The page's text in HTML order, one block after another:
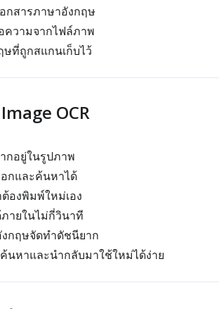
กสารภาษาอังกฤษ
ความจากไฟล์ภาพ
ษที่ถูกสแกนเก็บไว้
OCR
กอยู่ในรูปภาพ
กและค้นหาได้
องพิมพ์ใหม่เอง
ายในไม่กี่วินาที
กฤษจัดทำดัชนียาก
นหาและนำกลับมาใช้ใหม่ได้ง่าย